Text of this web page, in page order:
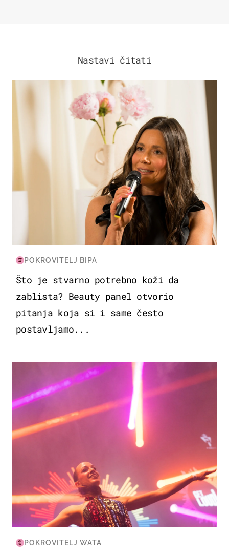
Nastavi čitati
MODA & LJEPOTA
POKROVITELJ BIPA
Što je stvarno potrebno koži da
zablista? Beauty panel otvorio
pitanja koja si i same često
postavljamo...
KULTURA & ZABAVA
POKROVITELJ WATA